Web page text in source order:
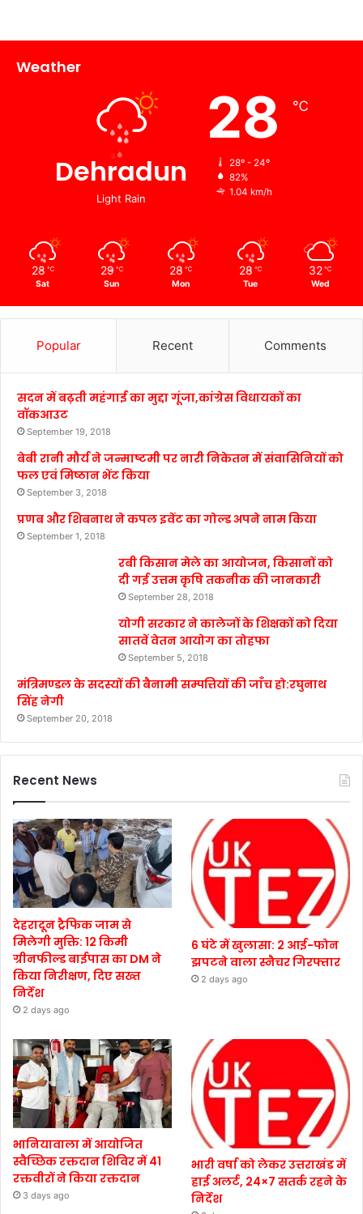
Weather
Dehradun
Light Rain
28 ℃
28º - 24º
82%
1.04 km/h
28 ℃
Sat
29 ℃
Sun
28 ℃
Mon
28 ℃
Tue
32 ℃
Wed
Popular Recent Comments
सदन में बढ़ती महंगाई का मुद्दा गूंजा,कांग्रेस विधायकों का
वॉकआउट
September 19, 2018
बेबी रानी मौर्य ने जन्माष्टमी पर नारी निकेतन में संवासिनियों को
फल एवं मिष्ठान भेंट किया
September 3, 2018
प्रणब और शिबनाथ ने कपल इवेंट का गोल्ड अपने नाम किया
September 1, 2018
रबी किसान मेले का आयोजन, किसानों को
दी गई उत्तम कृषि तकनीक की जानकारी
September 28, 2018
योगी सरकार ने कालेजों के शिक्षकों को दिया
सातवें वेतन आयोग का तोहफा
September 5, 2018
मंत्रिमण्डल के सदस्यों की बैनामी सम्पत्तियों की जाँच हो:रघुनाथ
सिंह नेगी
September 20, 2018
Recent News
देहरादून ट्रैफिक जाम से
मिलेगी मुक्ति: 12 किमी
ग्रीनफील्ड बाईपास का DM ने
किया निरीक्षण, दिए सख्त
निर्देश
2 days ago
6 घंटे में खुलासा: 2 आई-फोन
झपटने वाला स्नैचर गिरफ्तार
2 days ago
भानियावाला में आयोजित
स्वैच्छिक रक्तदान शिविर में 41
रक्तवीरों ने किया रक्तदान
3 days ago
भारी वर्षा को लेकर उत्तराखंड में
हाई अलर्ट, 24×7 सतर्क रहने के
निर्देश